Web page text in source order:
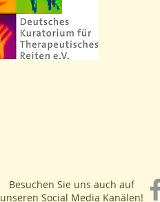
Besuchen Sie uns auch auf
unseren Social Media Kanälen!